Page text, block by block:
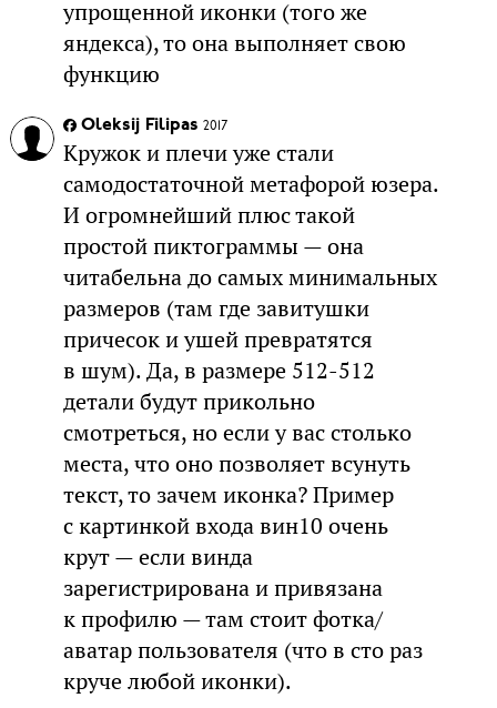
упрощенной иконки (того же
яндекса), то она выполняет свою
функцию
Oleksij Filipas 2017
Кружок и плечи уже стали
самодостаточной метафорой юзера.
И огромнейший плюс такой
простой пиктограммы — она
читабельна до самых минимальных
размеров (там где завитушки
причесок и ушей превратятся
в шум). Да, в размере 512-512
детали будут прикольно
смотреться, но если у вас столько
места, что оно позволяет всунуть
текст, то зачем иконка? Пример
с картинкой входа вин10 очень
крут — если винда
зарегистрирована и привязана
к профилю — там стоит фотка/
аватар пользователя (что в сто раз
круче любой иконки).